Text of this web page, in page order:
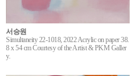
서승원
Simultaneity 22-1018, 2022 Acrylic on paper 38.
8 x 54 cm Courtesy of the Artist & PKM Galler
y.